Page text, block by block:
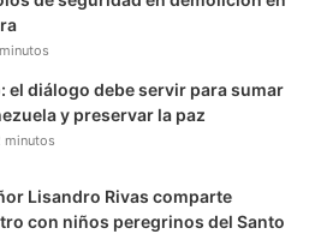
m
el diálogo debe servir para sumar
y preservar la paz
minutos
Lisandro Rivas comparte
con niños peregrinos del Santo